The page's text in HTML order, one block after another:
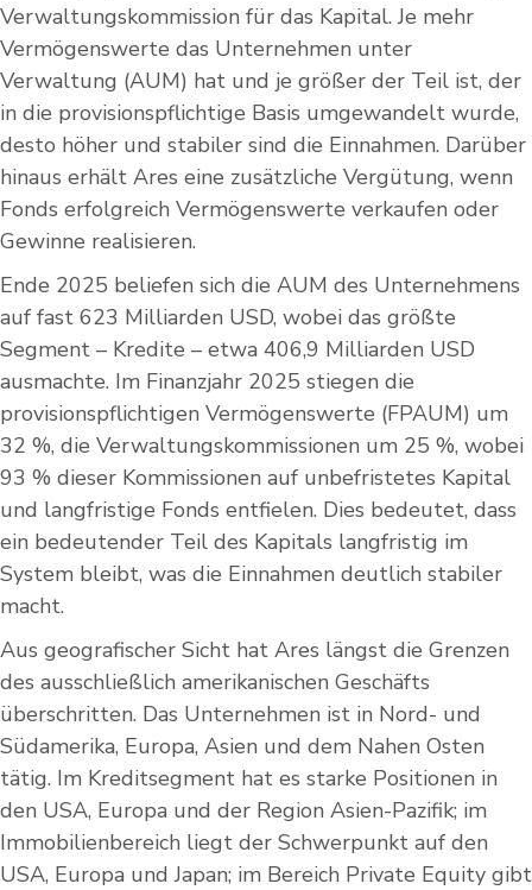
Verwaltungskommission für das Kapital. Je mehr
Vermögenswerte das Unternehmen unter
Verwaltung (AUM) hat und je größer der Teil ist, der
in die provisionspflichtige Basis umgewandelt wurde,
desto höher und stabiler sind die Einnahmen. Darüber
hinaus erhält Ares eine zusätzliche Vergütung, wenn
Fonds erfolgreich Vermögenswerte verkaufen oder
Gewinne realisieren.
Ende 2025 beliefen sich die AUM des Unternehmens
auf fast 623 Milliarden USD, wobei das größte
Segment – Kredite – etwa 406,9 Milliarden USD
ausmachte. Im Finanzjahr 2025 stiegen die
provisionspflichtigen Vermögenswerte (FPAUM) um
32 %, die Verwaltungskommissionen um 25 %, wobei
93 % dieser Kommissionen auf unbefristetes Kapital
und langfristige Fonds entfielen. Dies bedeutet, dass
ein bedeutender Teil des Kapitals langfristig im
System bleibt, was die Einnahmen deutlich stabiler
macht.
Aus geografischer Sicht hat Ares längst die Grenzen
des ausschließlich amerikanischen Geschäfts
überschritten. Das Unternehmen ist in Nord- und
Südamerika, Europa, Asien und dem Nahen Osten
tätig. Im Kreditsegment hat es starke Positionen in
den USA, Europa und der Region Asien-Pazifik; im
Immobilienbereich liegt der Schwerpunkt auf den
USA, Europa und Japan; im Bereich Private Equity gibt